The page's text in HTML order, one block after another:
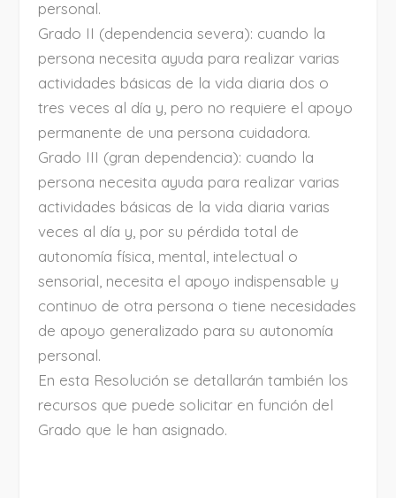
personal.
Grado II (dependencia severa): cuando la
persona necesita ayuda para realizar varias
actividades básicas de la vida diaria dos o
tres veces al día y, pero no requiere el apoyo
permanente de una persona cuidadora.
Grado III (gran dependencia): cuando la
persona necesita ayuda para realizar varias
actividades básicas de la vida diaria varias
veces al día y, por su pérdida total de
autonomía física, mental, intelectual o
sensorial, necesita el apoyo indispensable y
continuo de otra persona o tiene necesidades
de apoyo generalizado para su autonomía
personal.
En esta Resolución se detallarán también los
recursos que puede solicitar en función del
Grado que le han asignado.